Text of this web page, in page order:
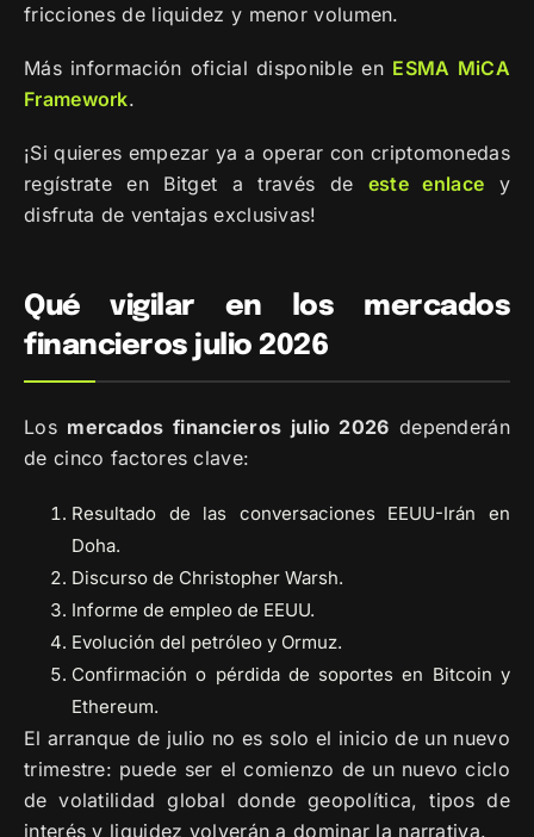
fricciones de liquidez y menor volumen.
Más información oficial disponible en ESMA MiCA
Framework.
¡Si quieres empezar ya a operar con criptomonedas
regístrate en Bitget a través de este enlace y
disfruta de ventajas exclusivas!
Qué vigilar en los mercados
financieros julio 2026
Los mercados financieros julio 2026 dependerán
de cinco factores clave:
Resultado de las conversaciones EEUU-Irán en
Doha.
Discurso de Christopher Warsh.
Informe de empleo de EEUU.
Evolución del petróleo y Ormuz.
Confirmación o pérdida de soportes en Bitcoin y
Ethereum.
El arranque de julio no es solo el inicio de un nuevo
trimestre: puede ser el comienzo de un nuevo ciclo
de volatilidad global donde geopolítica, tipos de
interés y liquidez volverán a dominar la narrativa.